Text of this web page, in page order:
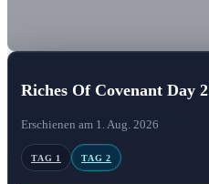
Riches Of Covenant Day 2
Erschienen am 1. Aug. 2026
TAG 1 TAG 2